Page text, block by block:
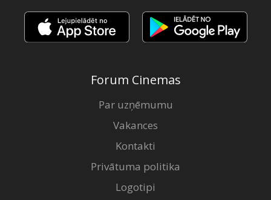
Forum Cinemas
Par uzņēmumu
Vakances
Kontakti
Privātuma politika
Logotipi